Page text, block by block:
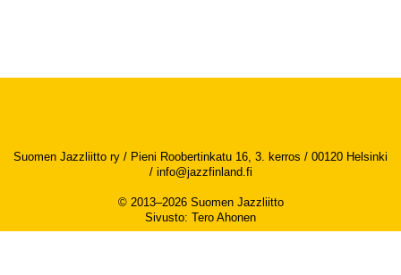
Suomen Jazzliitto ry / Pieni Roobertinkatu 16, 3. kerros / 00120 Helsinki
/ info@jazzfinland.fi
© 2013–2026 Suomen Jazzliitto
Sivusto: Tero Ahonen